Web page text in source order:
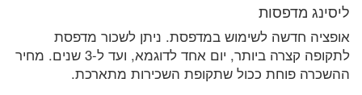
ליסינג מדפסות
אופציה חדשה לשימוש במדפסת. ניתן לשכור מדפסת
לתקופה קצרה ביותר, יום אחד לדוגמא, ועד ל-3 שנים. מחיר
ההשכרה פוחת ככול שתקופת השכירות מתארכת.